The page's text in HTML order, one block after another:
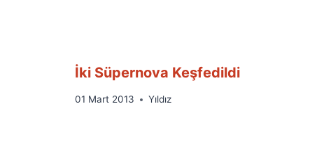
İki Süpernova Keşfedildi
By
01 Mart 2013 Yıldız